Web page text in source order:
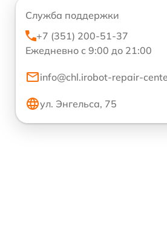
Служба поддержки
+7 (351) 200-51-37
Ежедневно с 9:00 до 21:00
info@chl.irobot-repair-
ул. Энгельса, 75